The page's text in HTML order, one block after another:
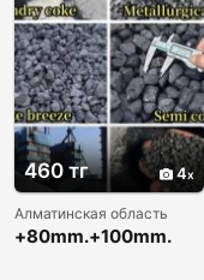
460 тг 4
Алматинская область
+80mm.+100mm.